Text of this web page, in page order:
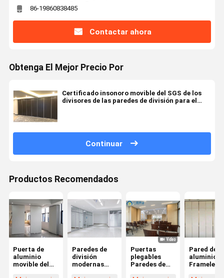
86-19860838485
Contactar ahora
Obtenga El Mejor Precio Por
Certificado insonoro movible del SGS de los
divisores de las paredes de división para el
Continuar
Productos Recomendados
Puerta de
aluminio
movible del
Paredes de
división
modernas
Puertas
plegables
Paredes de
Pared de
aluminio
Frameless